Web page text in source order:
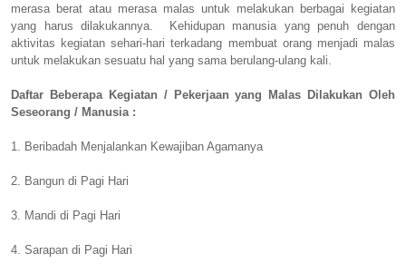
merasa berat atau merasa malas untuk melakukan berbagai kegiatan
yang harus dilakukannya. Kehidupan manusia yang penuh dengan
aktivitas kegiatan sehari-hari terkadang membuat orang menjadi malas
untuk melakukan sesuatu hal yang sama berulang-ulang kali.
Daftar Beberapa Kegiatan / Pekerjaan yang Malas Dilakukan Oleh
Seseorang / Manusia :
1. Beribadah Menjalankan Kewajiban Agamanya
2. Bangun di Pagi Hari
3. Mandi di Pagi Hari
4. Sarapan di Pagi Hari